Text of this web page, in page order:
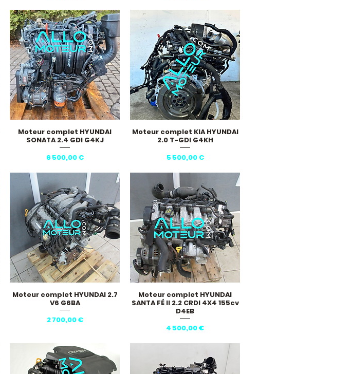
Aperçu rapide
Moteur complet HYUNDAI
SONATA 2.4 GDI G4KJ
Prix
6 500,00 €
Aperçu rapide
Moteur complet KIA HYUNDAI
2.0 T-GDI G4KH
Prix
5 500,00 €
Aperçu rapide
Moteur complet HYUNDAI 2.7
V6 G6BA
Prix
2 700,00 €
Aperçu rapide
Moteur complet HYUNDAI
SANTA FÉ II 2.2 CRDI 4X4 155cv
D4EB
Prix
4 500,00 €